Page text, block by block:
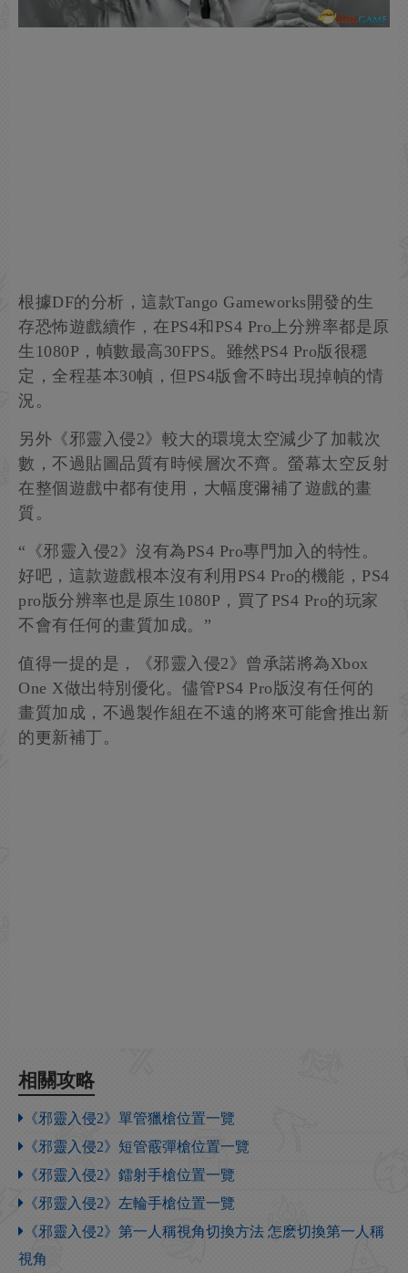
根據DF的分析，這款Tango Gameworks開發的生
存恐怖遊戲續作，在PS4和PS4 Pro上分辨率都是原
生1080P，幀數最高30FPS。雖然PS4 Pro版很穩
定，全程基本30幀，但PS4版會不時出現掉幀的情
況。
另外《邪靈入侵2》較大的環境太空減少了加載次
數，不過貼圖品質有時候層次不齊。螢幕太空反射
在整個遊戲中都有使用，大幅度彌補了遊戲的畫
質。
“《邪靈入侵2》沒有為PS4 Pro專門加入的特性。
好吧，這款遊戲根本沒有利用PS4 Pro的機能，PS4
pro版分辨率也是原生1080P，買了PS4 Pro的玩家
不會有任何的畫質加成。”
值得一提的是，《邪靈入侵2》曾承諾將為Xbox
One X做出特別優化。儘管PS4 Pro版沒有任何的
畫質加成，不過製作組在不遠的將來可能會推出新
的更新補丁。
相關攻略
《邪靈入侵2》單管獵槍位置一覽
《邪靈入侵2》短管霰彈槍位置一覽
《邪靈入侵2》鐳射手槍位置一覽
《邪靈入侵2》左輪手槍位置一覽
《邪靈入侵2》第一人稱視角切換方法 怎麽切換第一人稱
視角